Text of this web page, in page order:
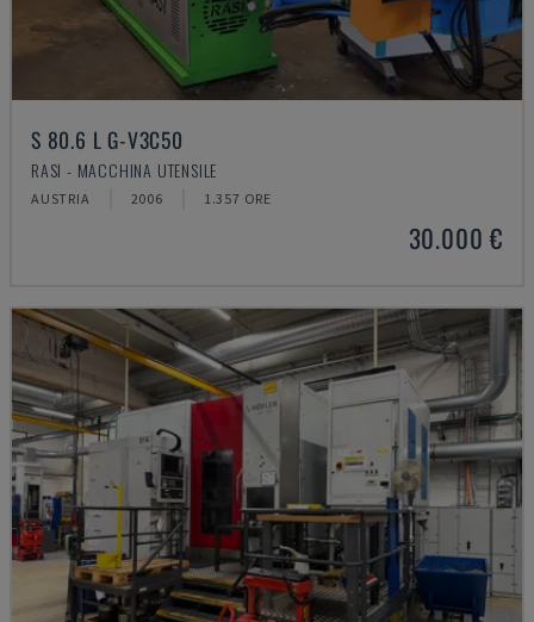
S 80.6 L G-V3C50
RASI - MACCHINA UTENSILE
AUSTRIA 2006 1.357 ORE
30.000 €